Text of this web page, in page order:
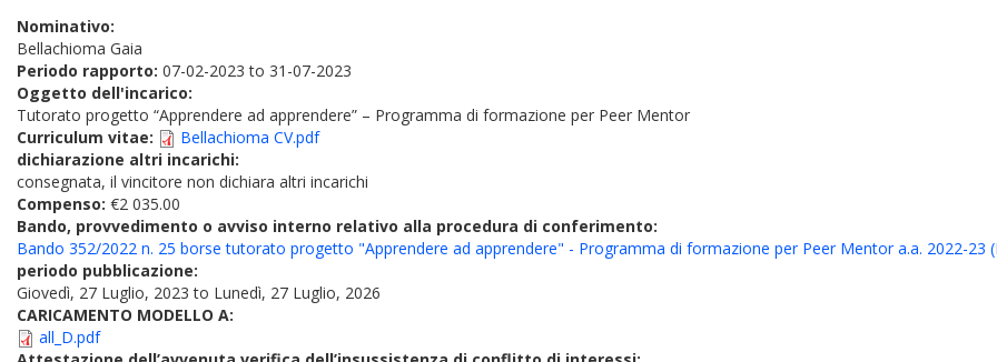
Nominativo:
Bellachioma Gaia
Periodo rapporto: 07-02-2023 to 31-07-2023
Oggetto dell'incarico:
Tutorato progetto “Apprendere ad apprendere” – Programma di formazione per Peer Mentor
Curriculum vitae:
Bellachioma CV.pdf
dichiarazione altri incarichi:
consegnata, il vincitore non dichiara altri incarichi
Compenso: €2 035.00
Bando, provvedimento o avviso interno relativo alla procedura di conferimento:
Bando 352/2022 n. 25 borse tutorato progetto "Apprendere ad apprendere" - Programma di formazione per Peer Mentor a.a. 2022-23
periodo pubblicazione:
Giovedì, 27 Luglio, 2023 to Lunedì, 27 Luglio, 2026
CARICAMENTO MODELLO A:
all_D.pdf